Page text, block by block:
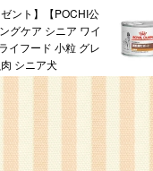
ント】【POCHI公
グケア シニア ワイ
イフード 小粒 グレ
シニア犬